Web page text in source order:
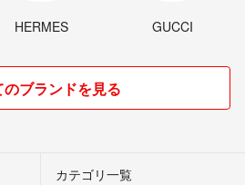
HERMES GUCCI
ブランドを見る
カテゴリ一覧